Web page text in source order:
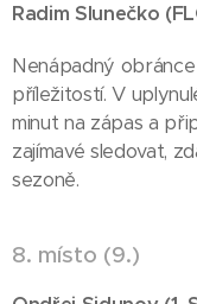
Radim Slunečko
Nenápadný
příležitostí. V
minut na zápas a
zajímavé sledovat,
sezoně.
8. místo (9.)